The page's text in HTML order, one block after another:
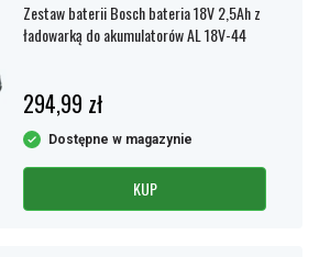
Zestaw baterii Bosch bateria 18V 2,5Ah z
ładowarką do akumulatorów AL 18V-44
294,99 zł
Dostępne w magazynie
KUP